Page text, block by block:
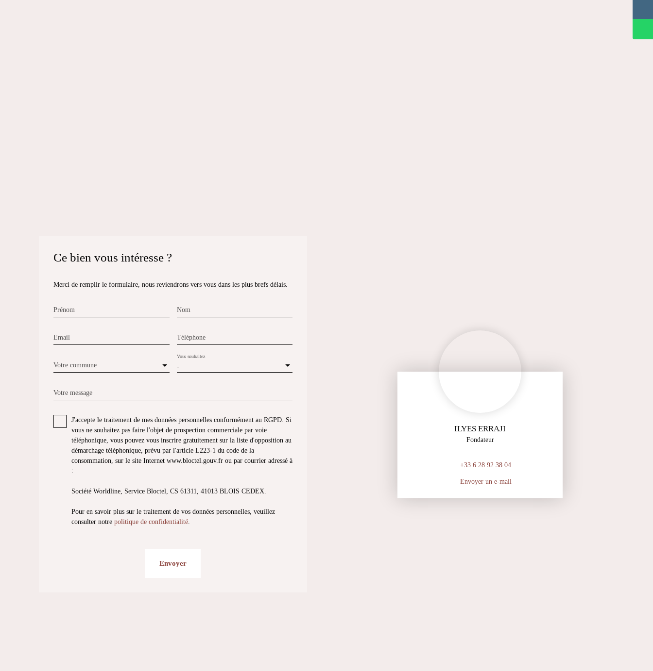
Ce bien vous intéresse ?
Merci de remplir le formulaire, nous reviendrons vers vous dans les plus brefs délais.
Prénom Nom
Email Téléphone
Votre commune -
Vous souhaitez
Votre message
J'accepte le traitement de mes données personnelles conformément au RGPD. Si
vous ne souhaitez pas faire l'objet de prospection commerciale par voie
téléphonique, vous pouvez vous inscrire gratuitement sur la liste d'opposition au
démarchage téléphonique, prévu par l'article L223-1 du code de la
consommation, sur le site Internet www.bloctel.gouv.fr ou par courrier adressé à
:
Société Worldline, Service Bloctel, CS 61311, 41013 BLOIS CEDEX.
Pour en savoir plus sur le traitement de vos données personnelles, veuillez
consulter notre politique de confidentialité.
Envoyer
ILYES ERRAJI
Fondateur
+33 6 28 92 38 04
Envoyer un e-mail